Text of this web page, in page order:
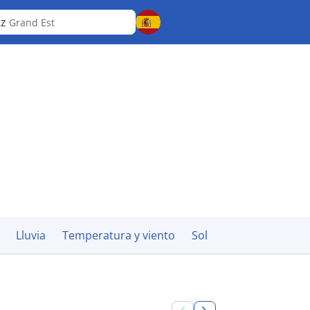
Grand Est
Lluvia Temperatura y viento Sol